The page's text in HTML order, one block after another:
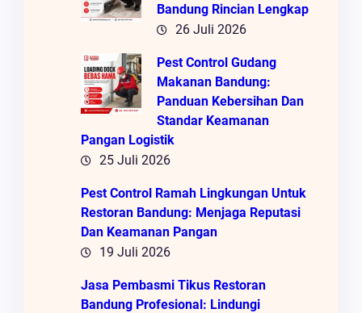
Bandung Rincian Lengkap
26 Juli 2026
Pest Control Gudang
Makanan Bandung:
Panduan Kebersihan Dan
Standar Keamanan
Pangan Logistik
25 Juli 2026
Pest Control Ramah Lingkungan Untuk
Restoran Bandung: Menjaga Reputasi
Dan Keamanan Pangan
19 Juli 2026
Jasa Pembasmi Tikus Restoran
Bandung Profesional: Lindungi